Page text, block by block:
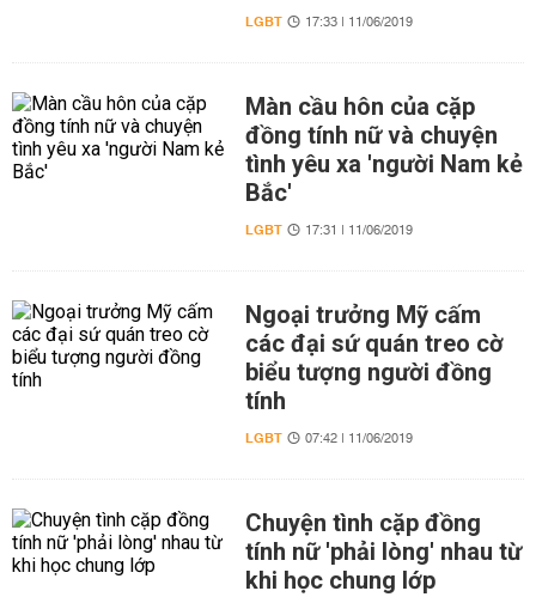
LGBT 17:33 | 11/06/2019
Màn cầu hôn của cặp
đồng tính nữ và chuyện
tình yêu xa 'người Nam kẻ
Bắc'
LGBT 17:31 | 11/06/2019
Ngoại trưởng Mỹ cấm
các đại sứ quán treo cờ
biểu tượng người đồng
tính
LGBT 07:42 | 11/06/2019
Chuyện tình cặp đồng
tính nữ 'phải lòng' nhau từ
khi học chung lớp